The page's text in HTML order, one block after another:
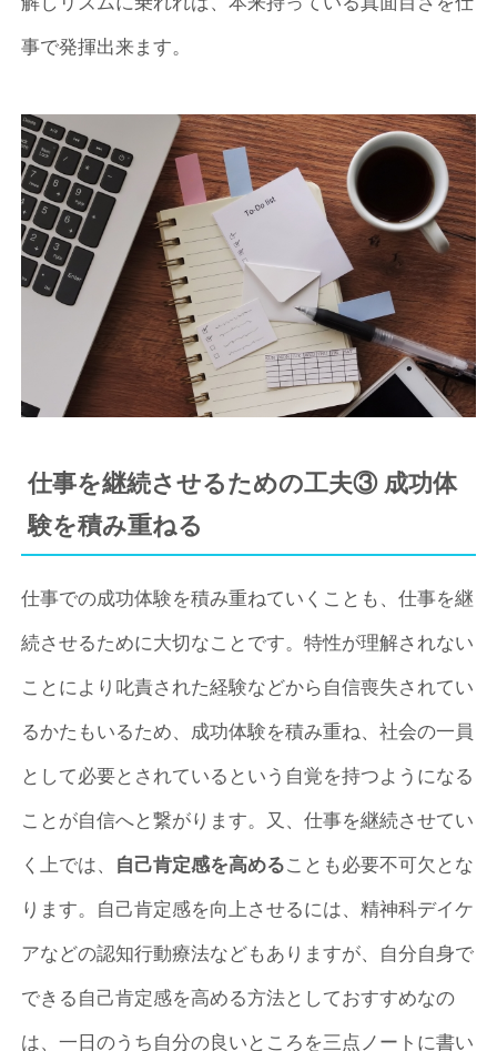
事で発揮出来ます。
仕事を継続させるための工夫③ 成功体
験を積み重ねる
仕事での成功体験を積み重ねていくことも、仕事を継
続させるために大切なことです。特性が理解されない
ことにより叱責された経験などから自信喪失されてい
るかたもいるため、成功体験を積み重ね、社会の一員
として必要とされているという自覚を持つようになる
ことが自信へと繋がります。又、仕事を継続させてい
く上では、 自己肯定感を高めることも必要不可欠とな
ります。自己肯定感を向上させるには、精神科デイケ
アなどの認知行動療法などもありますが、自分自身で
できる自己肯定感を高める方法としておすすめなの
は、一日のうち自分の良いところを三点ノートに書い